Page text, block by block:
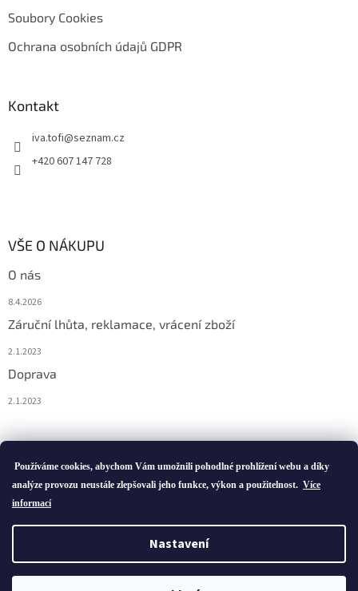
Používáme cookies, abychom Vám umožnili pohodlné prohlížení webu a díky
analýze provozu neustále zlepšovali jeho funkce, výkon a použitelnost. Více
informací
Nastavení
Soubory Cookies
Ochrana osobních údajů GDPR
Kontakt
iva.tofi@seznam.cz
+420 607 147 728
VŠE O NÁKUPU
O nás
8.4.2026
Záruční lhůta, reklamace, vrácení zboží
2.1.2023
Doprava
2.1.2023
Vytvořil Shoptet